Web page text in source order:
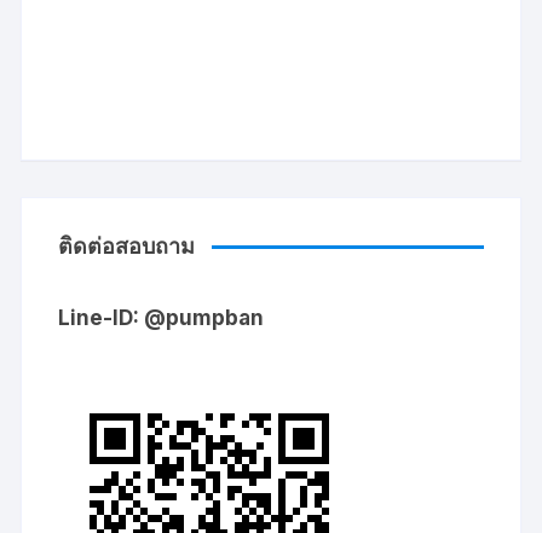
ติดต่อสอบถาม
Line-ID: @pumpban